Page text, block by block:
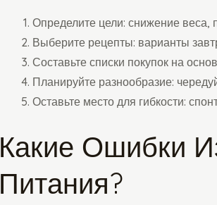
Определите цели: снижение
Выберите рецепты: варианты
Составьте списки покупок на
Планируйте разнообразие:
Оставьте место для гибкости:
Какие Ошибки
Питания?